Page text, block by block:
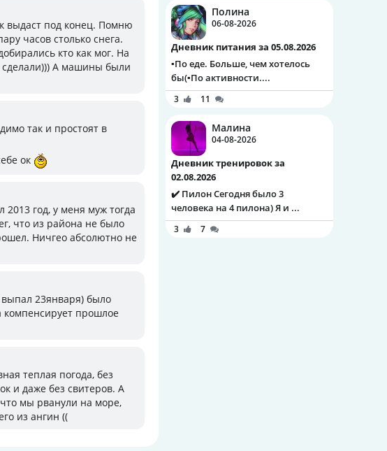
выдаст под конец. Помню
часов столько снега.
кто как мог. На
сделали))) А машины были
так и простоят в
ок
год, у меня муж тогда
что из района не было
Ничгео абсолютно не
23января) было
компенсирует прошлое
теплая погода, без
и даже без свитеров. А
мы рванули на море,
из ангин ((
Полина
06-08-2026
Дневник питания за 05.08.2026
▪️По еде. Больше, чем хотелось
бы(▪️По активности....
3 11
Малина
04-08-2026
Дневник тренировок за
02.08.2026
✔️ Пилон Сегодня было 3
человека на 4 пилона) Я и ...
3 7